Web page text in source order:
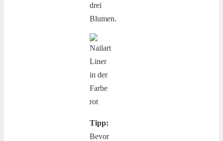
drei
Blumen.
Tipp:
Bevor